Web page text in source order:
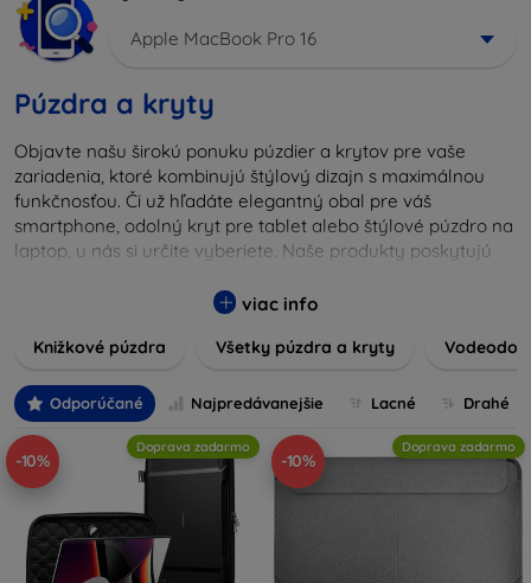
Apple MacBook Pro 16
Púzdra a kryty
Objavte našu širokú ponuku púzdier a krytov pre vaše
zariadenia, ktoré kombinujú štýlový dizajn s maximálnou
funkčnosťou. Či už hľadáte elegantný obal pre váš
smartphone, odolný kryt pre tablet alebo štýlové púzdro na
laptop, u nás si určite vyberiete. Naše produkty poskytujú
nárazmi, pričom zohľadňujú aj estetické a praktické
našli ten pravý doplnok pre vaše zariadenie. Naše púzdra a
kryty sú nielen praktické, ale aj módne, takže sa stanú
neoddeliteľnou súčasťou vášho každodenného outfitu. Pre
milovníkov technológií alebo tých, ktorí chcú len ochrániť
svoju investíciu, sme tu práve pre vás.
viac info
Knižkové púzdra Všetky púzdra a kryty
Odporúčané Najpredávanejšie Lacné Drahé
-10%
Doprava zadarmo
-10%
Doprava zadarmo